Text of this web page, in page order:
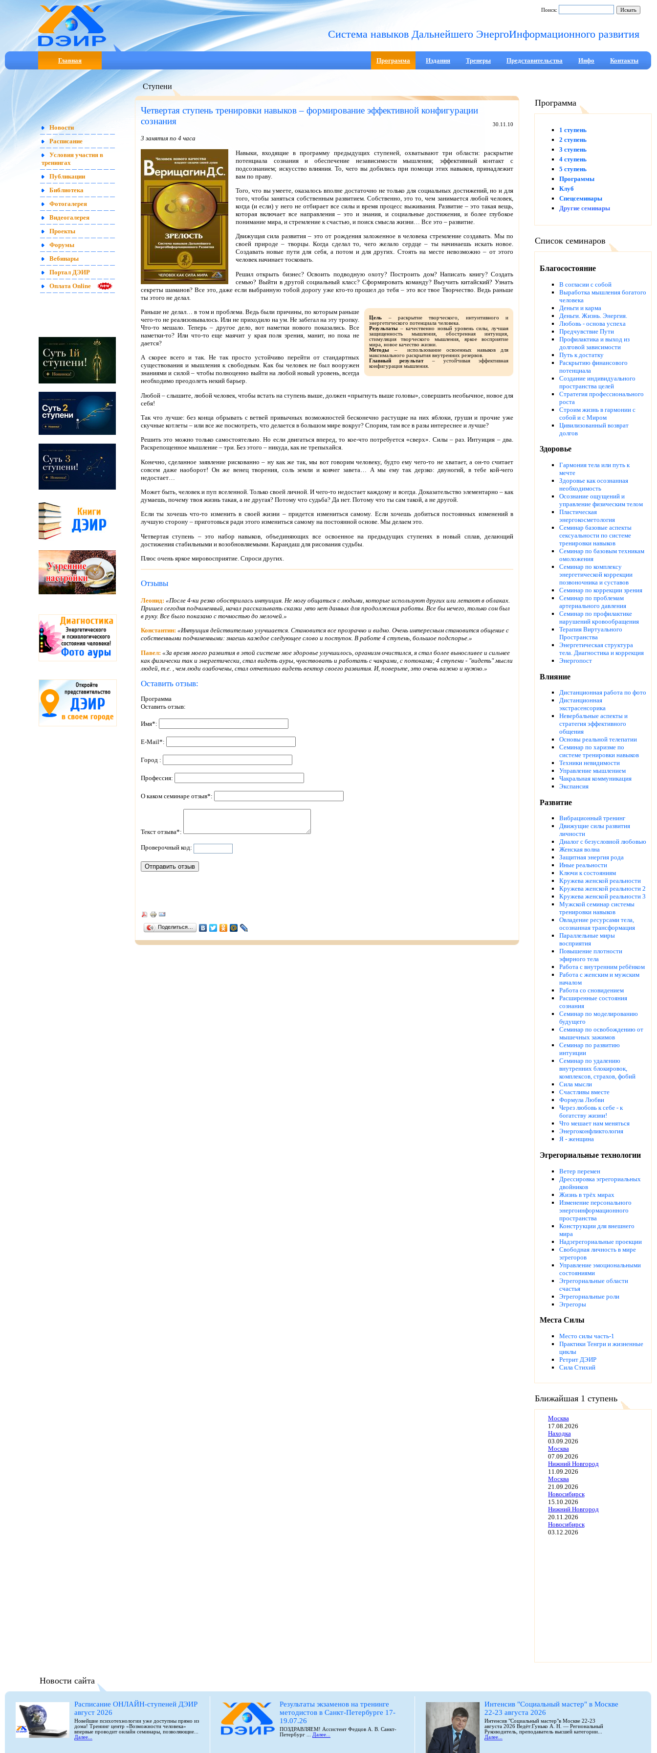
Поиск:
Система навыков Дальнейшего ЭнергоИнформационного развития
Контакты
Инфо
Главная Представительства
Тренеры
Издания
Программа
Новости
Расписание
Условия участия в
тренингах
Публикации
Библиотека
Фотогалерея
Видеогалерея
Проекты
Форумы
Вебинары
Портал ДЭИР
Оплата Online
Ступени
Четвертая ступень тренировки навыков – формирование эффективной конфигурации
сознания
30.11.10
3 занятия по 4 часа
Навыки, входящие в программу предыдущих ступеней, охватывают три области: раскрытие
потенциала сознания и обеспечение независимости мышления; эффективный контакт с
подсознанием; искусство влияния. То, чего вы добились при помощи этих навыков, принадлежит
вам по праву.
Того, что вы умеете, оказалось вполне достаточно не только для социальных достижений, но и для
того, чтобы заняться собственным развитием. Собственно, это то, чем занимается любой человек,
когда (и если) у него не отбирает все силы и время процесс выживания. Развитие – это такая вещь,
которая включает все направления – это и знания, и социальные достижения, и более глубокое
понимание мира, и стремление к счастью, и поиск смысла жизни… Все это – развитие.
Движущая сила развития – это от рождения заложенное в человека стремление создавать. Мы по
своей природе – творцы. Когда сделал то, чего желало сердце – ты начинаешь искать новое.
Создавать новые пути для себя, а потом и для других. Стоять на месте невозможно – от этого
человек начинает тосковать.
Решил открыть бизнес? Освоить подводную охоту? Построить дом? Написать книгу? Создать
семью? Выйти в другой социальный класс? Сформировать команду? Выучить китайский? Узнать
секреты шаманов? Все это, даже если выбранную тобой дорогу уже кто-то прошел до тебя – это все твое Творчество. Ведь раньше
ты этого не делал.
Цель – раскрытие творческого, интуитивного и
энергетического потенциала человека.
Результаты – качественно новый уровень силы, лучшая
защищенность мышления, обостренная интуиция,
стимуляция творческого мышления, яркое восприятие
мира, новое качество жизни.
Методы – использование освоенных навыков для
максимального раскрытия внутренних резервов.
Главный результат– устойчивая эффективная
конфигурация мышления.
Раньше не делал… в том и проблема. Ведь были причины, по которым раньше
чего-то не реализовывалось. Или не приходило на ум. Не забегал на эту тропку.
Что-то мешало. Теперь – другое дело, вот наметки нового показались. Все
наметки-то? Или что-то еще маячит у края поля зрения, манит, но пока не
дается?
А скорее всего и так. Не так просто устойчиво перейти от стандартных
существования и мышления к свободным. Как бы человек не был вооружен
знаниями и силой – чтобы полноценно выйти на любой новый уровень, всегда
необходимо преодолеть некий барьер.
Любой – слышите, любой человек, чтобы встать на ступень выше, должен «прыгнуть выше головы», совершить необычное, новое для
себя!
Так что лучше: без конца обрывать с ветвей привычных возможностей бесконечно растущие на них яблоки, груши и прочие уже
скучные котлеты – или все же посмотреть, что делается в большом мире вокруг? Спорим, там все в разы интереснее и лучше?
Решить это можно только самостоятельно. Но если двигаться вперед, то кое-что потребуется «сверх». Силы – раз. Интуиция – два.
Раскрепощенное мышление – три. Без этого – никуда, как не трепыхайся.
Конечно, сделанное заявление рискованно – ну как же так, мы вот говорим человеку, будто ему чего-то не хватает, а он-то считает
совсем даже наоборот! Он же венец творения, соль земли и ковчег завета… А мы ему так дерзко: двуногий, в тебе кой-чего
недостает…
Может быть, человек и пуп вселенной. Только своей личной. И чего-то недостает каждому и всегда. Доказательство элементарно – как
думаешь, почему твоя жизнь такая, а не другая? Потому что судьба? Да нет. Потому что ты сам такой, а не другой.
Если ты хочешь что-то изменить в своей жизни – придется измениться самому. Если хочешь добиться постоянных изменений в
лучшую сторону – приготовься ради этого измениться самому на постоянной основе. Мы делаем это.
Четвертая ступень – это набор навыков, объединяющих все освоенное на предыдущих ступенях в новый сплав, делающий
достижения стабильными и возобновляемыми. Карандаш для рисования судьбы.
Плюс очень яркое мировосприятие. Спроси других.
Отзывы
Леонид: «После 4-ки резко обострилась интуиция. Не могу общаться с людьми, которые используют других или летают в облаках.
Пришел сегодня подчиненный, начал рассказывать сказки ,что нет данных для продолжения работы. Все бы нечего, только сон был
в руку. Все было показано с точностью до мелочей. »
Константин: «Интуиция действительно улучшается. Становится все прозрачно и видно. Очень интересным становится общение с
собственными подчиненными: знаешь каждое следующее слово и поступок. В работе 4 ступень, большое подспорье.»
Павел: «За время моего развития в этой системе мое здоровье улучшилось, организм очистился, я стал более выносливее и сильнее
как физически так и энергетически, стал видеть ауры, чувствовать и работать с чакрами, с потоками; 4 ступени - "видеть" мысли
людей, т.е. , чем люди озабочены, стал отчетливо видеть вектор своего развития. И, поверьте, это очень важно и нужно.»
Оставить отзыв:
Программа
Оставить отзыв:
Имя*:
E-Mail*:
Город :
Профессия:
О каком семинаре отзыв*:
Текст отзыва*:
Проверочный код:
Поделиться…
Программа
1 ступень
2 ступень
3 ступень
4 ступень
5 ступень
Программы
Клуб
Спецсеминары
Другие семинары
Список семинаров
Благосостояние
В согласии с собой
Выработка мышления богатого
человека
Деньги и карма
Деньги. Жизнь. Энергия.
Любовь - основа успеха
Предчувствие Пути
Профилактика и выход из
долговой зависимости
Путь к достатку
Раскрытию финансового
потенциала
Создание индивидуального
пространства целей
Стратегия профессионального
роста
Строим жизнь в гармонии с
собой и с Миром
Цивилизованный возврат
долгов
Здоровье
Гармония тела или путь к
мечте
Здоровье как осознанная
необходимость
Осознание ощущений и
управление физическим телом
Пластическая
энергокосметология
Семинар базовые аспекты
сексуальности по системе
тренировки навыков
Семинар по базовым техникам
омоложения
Семинар по комплексу
энергетической коррекции
позвоночника и суставов
Семинар по коррекции зрения
Семинар по проблемам
артериального давления
Семинар по профилактике
нарушений кровообращения
Терапия Виртуального
Пространства
Энергетическая структура
тела. Диагностика и коррекция
Энергопост
Влияние
Дистанционная работа по фото
Дистанционная
экстрасенсорика
Невербальные аспекты и
стратегия эффективного
общения
Основы реальной телепатии
Семинар по харизме по
системе тренировки навыков
Техники невидимости
Управление мышлением
Чакральная коммуникация
Экспансия
Развитие
Вибрационный тренинг
Движущие силы развития
личности
Диалог с безусловной любовью
Женская волна
Защитная энергия рода
Иные реальности
Ключи к состояниям
Кружева женской реальности
Кружева женской реальности 2
Кружева женской реальности 3
Мужской семинар системы
тренировки навыков
Овладение ресурсами тела,
осознанная трансформация
Параллельные миры
восприятия
Повышение плотности
эфирного тела
Работа с внутренним ребёнком
Работа с женским и мужским
началом
Работа со сновидением
Расширенные состояния
сознания
Семинар по моделированию
будущего
Семинар по освобождению от
мышечных зажимов
Семинар по развитию
интуиции
Семинар по удалению
внутренних блокировок,
комплексов, страхов, фобий
Сила мысли
Счастливы вместе
Формула Любви
Через любовь к себе - к
богатству жизни!
Что мешает нам меняться
Энергоконфликтология
Я - женщина
Эгрегориальные технологии
Ветер перемен
Дрессировка эгрегориальных
двойников
Жизнь в трёх мирах
Изменение персонального
энергоинформационного
пространства
Конструкции для внешнего
мира
Надэгрегориальные проекции
Свободная личность в мире
эгрегоров
Управление эмоциональными
состояниями
Эгрегориальные области
счастья
Эгрегориальные роли
Эгрегоры
Места Силы
Место силы часть-1
Практики Тенгри и жизненные
циклы
Ретрит ДЭИР
Сила Стихий
Ближайшая 1 ступень
Москва
17.08.2026
Находка
03.09.2026
Москва
07.09.2026
Нижний Новгород
11.09.2026
Москва
21.09.2026
Новосибирск
15.10.2026
Нижний Новгород
20.11.2026
Новосибирск
03.12.2026
Новости сайта
Расписание ОНЛАЙН-ступеней ДЭИР
август 2026
Новейшие психотехнологии уже доступны прямо из
дома! Тренинг центр «Возможности человека»
впервые проводит онлайн семинары, позволяющие...
Далее...
Результаты экзаменов на тренинге
методистов в Санкт-Петербурге 17-
19.07.26
ПОЗДРАВЛЯЕМ! Ассистент Федцов А. В. Санкт-
Петербург ...
Далее...
Интенсив "Социальный мастер" в Москве
22-23 августа 2026
Интенсив "Социальный мастер"в Москве 22-23
августа 2026 Ведёт:Гунько А. Н. — Региональный
Руководитель, преподаватель высшей категории...
Далее...